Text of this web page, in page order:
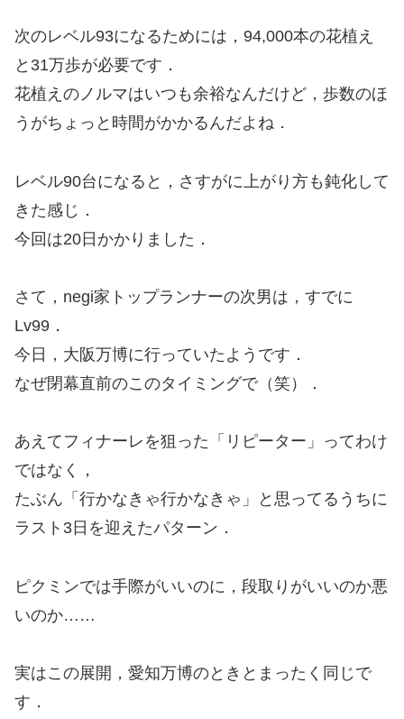
次のレベル93になるためには，94,000本の花植え
と31万歩が必要です．
花植えのノルマはいつも余裕なんだけど，歩数のほ
うがちょっと時間がかかるんだよね．
レベル90台になると，さすがに上がり方も鈍化して
きた感じ．
今回は20日かかりました．
さて，negi家トップランナーの次男は，すでに
Lv99．
今日，大阪万博に行っていたようです．
なぜ閉幕直前のこのタイミングで（笑）．
あえてフィナーレを狙った「リピーター」ってわけ
ではなく，
たぶん「行かなきゃ行かなきゃ」と思ってるうちに
ラスト3日を迎えたパターン．
ピクミンでは手際がいいのに，段取りがいいのか悪
いのか……
実はこの展開，愛知万博のときとまったく同じで
す．